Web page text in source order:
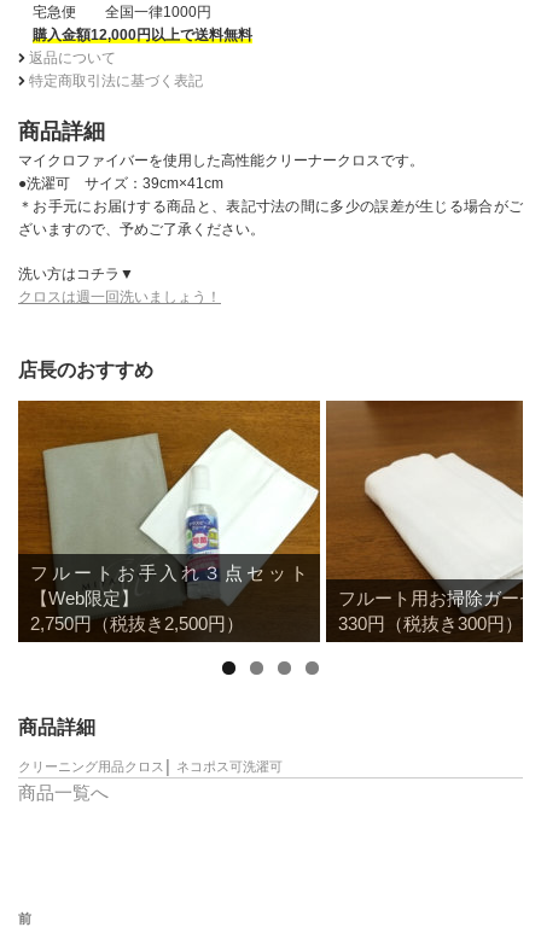
宅急便 全国一律1000円
購入金額12,000円以上で送料無料
返品について
特定商取引法に基づく表記
商品詳細
マイクロファイバーを使用した高性能クリーナークロスです。
●洗濯可 サイズ：39cm×41cm
＊お手元にお届けする商品と、表記寸法の間に多少の誤差が生じる場合がご
ざいますので、予めご了承ください。
洗い方はコチラ▼
クロスは週一回洗いましょう！
店長のおすすめ
フルートお手入れ３点セット
【Web限定】
2,750円（税抜き2,500円）
フルート用お掃除ガーゼ
330円（税抜き300円）
商品詳細
クリーニング用品クロス ネコポス可洗濯可
商品一覧へ
投
過
前